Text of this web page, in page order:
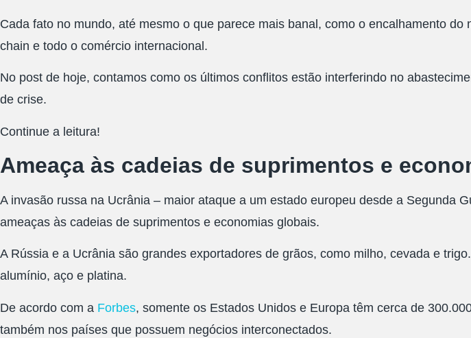
Cada fato no mundo, até mesmo o que parece mais banal, como o encalhamento
chain e todo o comércio internacional.
No post de hoje, contamos como os últimos conflitos estão interferindo no
de crise.
Continue a leitura!
Ameaça às cadeias de suprimentos e
A invasão russa na Ucrânia – maior ataque a um estado europeu desde a Segunda
ameaças às cadeias de suprimentos e economias globais.
A Rússia e a Ucrânia são grandes exportadores de grãos, como milho, cevada e
alumínio, aço e platina.
De acordo com a Forbes, somente os Estados Unidos e Europa têm cerca de
também nos países que possuem negócios interconectados.